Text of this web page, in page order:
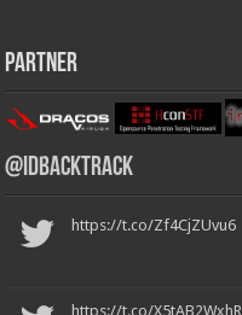
Partner
@IDBackTrack
https://t.co/Zf4CjZUvu6
https://t.co/X5tAB2WxhR